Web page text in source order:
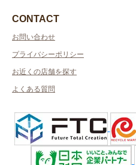
CONTACT
お問い合わせ
プライバシーポリシー
お近くの店舗を探す
よくある質問